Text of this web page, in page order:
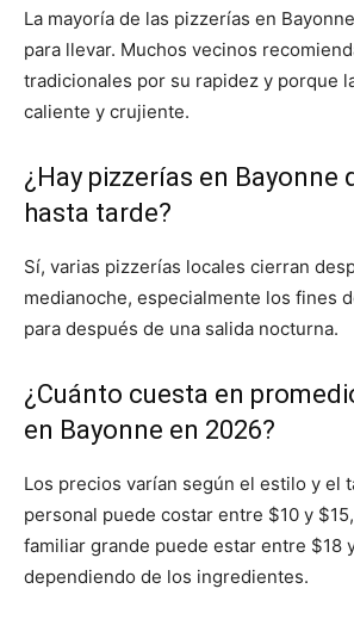
La mayoría de las pizzerías en
para llevar. Muchos vecinos
tradicionales por su rapidez y porque
caliente y crujiente.
¿Hay pizzerías en Bayonne
hasta tarde?
Sí, varias pizzerías locales cierran
medianoche, especialmente los fines
para después de una salida nocturna.
¿Cuánto cuesta en
en Bayonne en 2026?
Los precios varían según el estilo y el
personal puede costar entre $10 y
familiar grande puede estar entre $18
dependiendo de los ingredientes.